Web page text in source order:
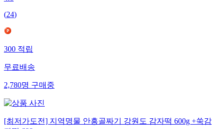
(24)
300적립
무료배송
2,780명구매중
[최저가도전] 지역명물 안흥골짜기 강원도 감자떡 600g +쑥감